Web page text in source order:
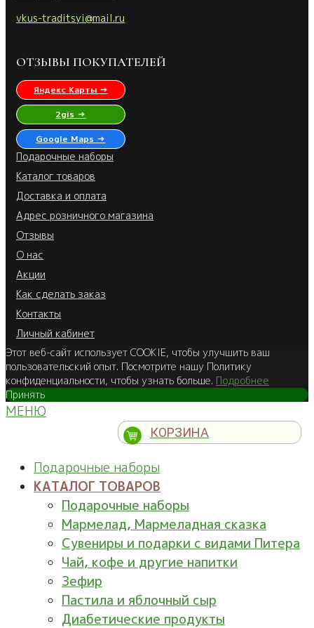
vkus-traditsyi@mail.ru
ОТЗЫВЫ ПОКУПАТЕЛЕЙ
Яндекс Карты →
2gis →
Google Maps →
Подарочные наборы
Каталог товаров
Доставка и оплата
Адрес розничного магазина
Отзывы
О нас
Акции
Как сделать заказ
Контакты
Личный кабинет
Этот веб-сайт использует COOKIE, чтобы улучшить ваш
пользовательский опыт. Посмотрите нашу Политику
конфиденциальности, чтобы узнать больше. Подробнее
Принять
МЕНЮ
КОРЗИНА
Подарочные наборы
КАТАЛОГ ТОВАРОВ
Подарочные наборы
Мармелад, Мармеладная сказка
Сувениры и подарки с видами Питера
Чай, кофе и другие напитки
Зефир
Пастила и яблочный сыр
Диабетические продукты